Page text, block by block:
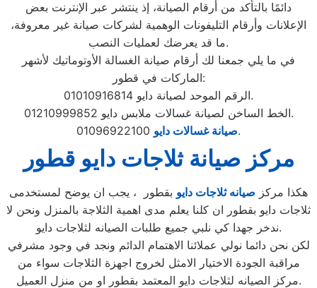
دائمًا بالتأكد من أرقام الصيانة، إذ ينتشر عبر الإنترنت بعض
الإعلانات وأرقام التليفونات الوهمية لشركات صيانة غير معروفة،
ما قد يعرضك لعمليات النصب.
في ما يلي جمعنا لك أرقام صيانة الغسالة الأوتوماتيك لأشهر
الماركات في قطور:
الرقم الموحد لصيانة دايو 01010916814.
الخط الساخن لصيانة غسالات ملابس دايو 01210999852.
صيانة غسالات دايو01096922100.
مركز صيانة ثلاجات دايو قطور
هكذا مركز صيانه ثلاجات دايو بقطور ، يجب ان يوضح لمستخدمى
ثلاجات دايو بقطور ان كلنا يعلم مدى اهمية الثلاجة بالمنزل ونحن لا
ندخر جهدا كي نلبي جميع طلبات الصيانه لثلاجات دايو.
لكن نحن دائما نولي عملائنا الاهتمام الدائم ونجد في وجود مشرفي
مراقبة الجودة الاختيار الامثل لخروج اجهزة الثلاجات سواء من
مركز الصيانه لثلاجات دايو المعتمد بقطور او من منزل العميل.